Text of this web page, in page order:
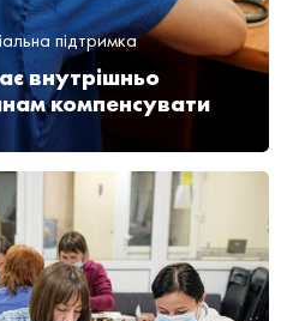
підтримка
внутрішньо
компенсувати